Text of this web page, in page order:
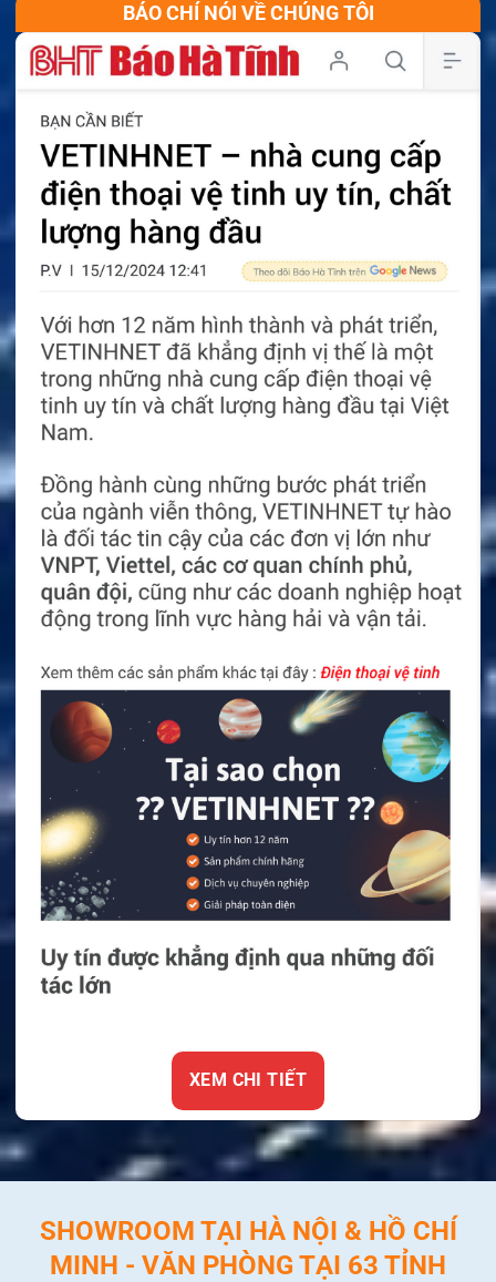
BÁO CHÍ NÓI VỀ CHÚNG TÔI
XEM CHI TIẾT
SHOWROOM TẠI HÀ NỘI & HỒ CHÍ
MINH - VĂN PHÒNG TẠI 63 TỈNH